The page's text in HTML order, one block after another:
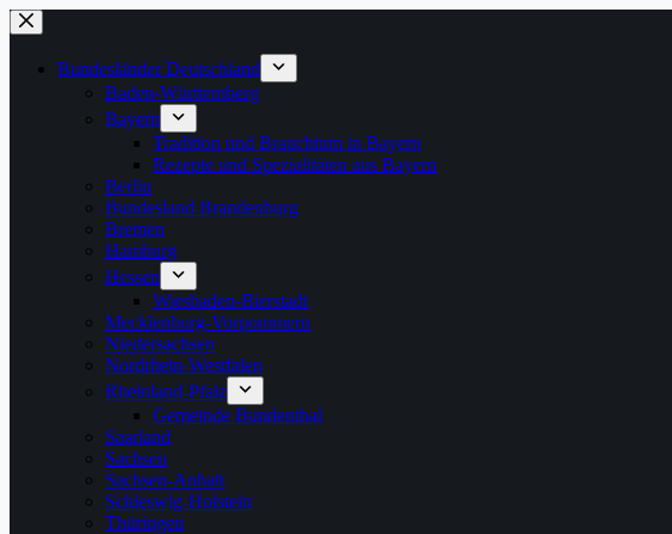
Zum
Inhalt
springenBundesländer Deutschland
Baden-Württemberg
Bayern
Tradition und Brauchtum in Bayern
Rezepte und Spezialitäten aus Bayern
Berlin
Bundesland Brandenburg
Bremen
Hamburg
Hessen
Wiesbaden-Bierstadt
Mecklenburg-Vorpommern
Niedersachsen
Nordrhein-Westfalen
Rheinland-Pfalz
Gemeinde Bundenthal
Saarland
Sachsen
Sachsen-Anhalt
Schleswig-Holstein
Thüringen